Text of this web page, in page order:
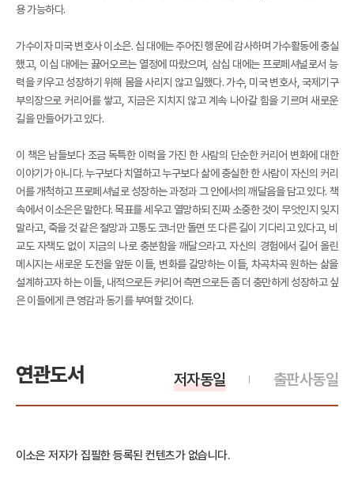
용 가능하다.
가수이자 미국 변호사 이소은. 십 대에는 주어진 행운에 감사하며 가수활동에 충실
했고, 이십 대에는 끓어오르는 열정에 따랐으며, 삼십 대에는 프로페셔널로서 능
력을 키우고 성장하기 위해 몸을 사리지 않고 일했다. 가수, 미국 변호사, 국제기구
부의장으로 커리어를 쌓고, 지금은 지치지 않고 계속 나아갈 힘을 기르며 새로운
길을 만들어가고 있다.
이 책은 남들보다 조금 독특한 이력을 가진 한 사람의 단순한 커리어 변화에 대한
이야기가 아니다. 누구보다 치열하고 누구보다 삶에 충실한 한 사람이 자신의 커리
어를 개척하고 프로페셔널로 성장하는 과정과 그 안에서의 깨달음을 담고 있다. 책
속에서 이소은은 말한다. 목표를 세우고 열망하되 진짜 소중한 것이 무엇인지 잊지
말라고, 죽을 것 같은 절망과 고통도 코너만 돌면 또 다른 길이 기다리고 있다고, 비
교도 자책도 없이 지금의 나로 충분함을 깨달으라고. 자신의 경험에서 길어 올린
메시지는 새로운 도전을 앞둔 이들, 변화를 갈망하는 이들, 차곡차곡 원하는 삶을
설계하고자 하는 이들, 내적으로든 커리어 측면으로든 좀 더 충만하게 성장하고 싶
은 이들에게 큰 영감과 동기를 부여할 것이다.
연관도서 출판사동일
저자동일
이소은 저자가 집필한 등록된 컨텐츠가 없습니다.